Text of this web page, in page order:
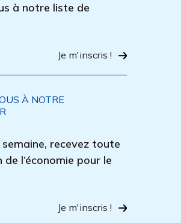
à notre liste de
Je m'inscris !
À NOTRE
recevez toute
de l’économie pour le
Je m'inscris !